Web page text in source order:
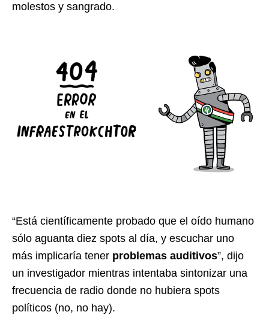
molestos y sangrado.
“Está científicamente probado que el oído humano
sólo aguanta diez spots al día, y escuchar uno
más implicaría tener problemas auditivos”, dijo
un investigador mientras intentaba sintonizar una
frecuencia de radio donde no hubiera spots
políticos (no, no hay).